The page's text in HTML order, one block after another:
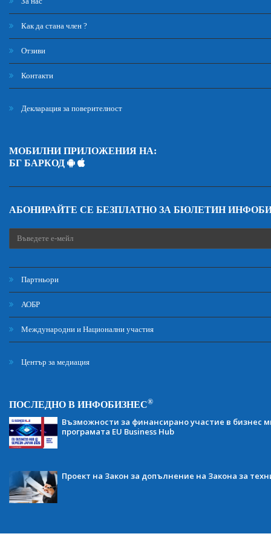
Как да стана член ?
Отзиви
Контакти
Декларация за поверителност
МОБИЛНИ ПРИЛОЖЕНИЯ НА:
БГ БАРКОД
АБОНИРАЙТЕ СЕ БЕЗПЛАТНО ЗА БЮЛЕТИН
Партньори
АОБР
Международни и Национални участия
Център за медиация
ПОСЛЕДНО В ИНФОБИЗНЕС®
Възможности за финансирано участие в бизнес
програмата EU Business Hub
Проект на Закон за допълнение на Закона за